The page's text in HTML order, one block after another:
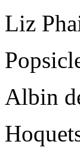
Liz
Albin